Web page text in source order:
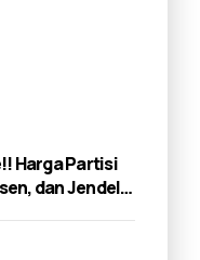
Harga Partisi
dan Jendela